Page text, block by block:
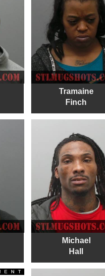
Tramaine
Finch
Michael
Hall